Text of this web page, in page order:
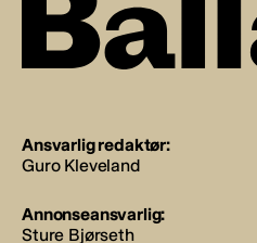
Ansvarlig redaktør:
Guro Kleveland
Annonseansvarlig:
Sture Bjørseth